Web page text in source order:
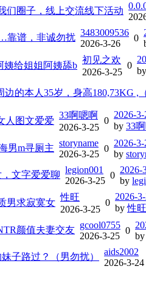
们圈子，线上交流线下活动
谱，非诚勿扰 3483009536
2026-3-26
0
姨给姐姐阿姨舔b
初见之欢
2026-3-25
0
by
的本人35岁，身高180,73KG ,
人图文爱爱
33啊嗯啊
2026-3-25
0
2026-
by 33
海男m寻厕主 storyname
2026-3-25
0
2026-
by
文字爱爱聊 legion001
2026-3-25
0
2026-
by
男求寂寞女
性旺
2026-3-25
0
2026-
by性旺
颜值夫妻交友 gcool0755
2026-3-25
0
by
子路过？（男勿扰）
aids2002
2026-3-24